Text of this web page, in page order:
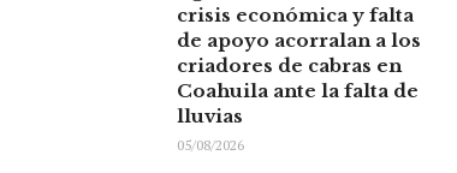
crisis económica y falta
de apoyo acorralan a los
criadores de cabras en
Coahuila ante la falta de
lluvias
05/08/2026